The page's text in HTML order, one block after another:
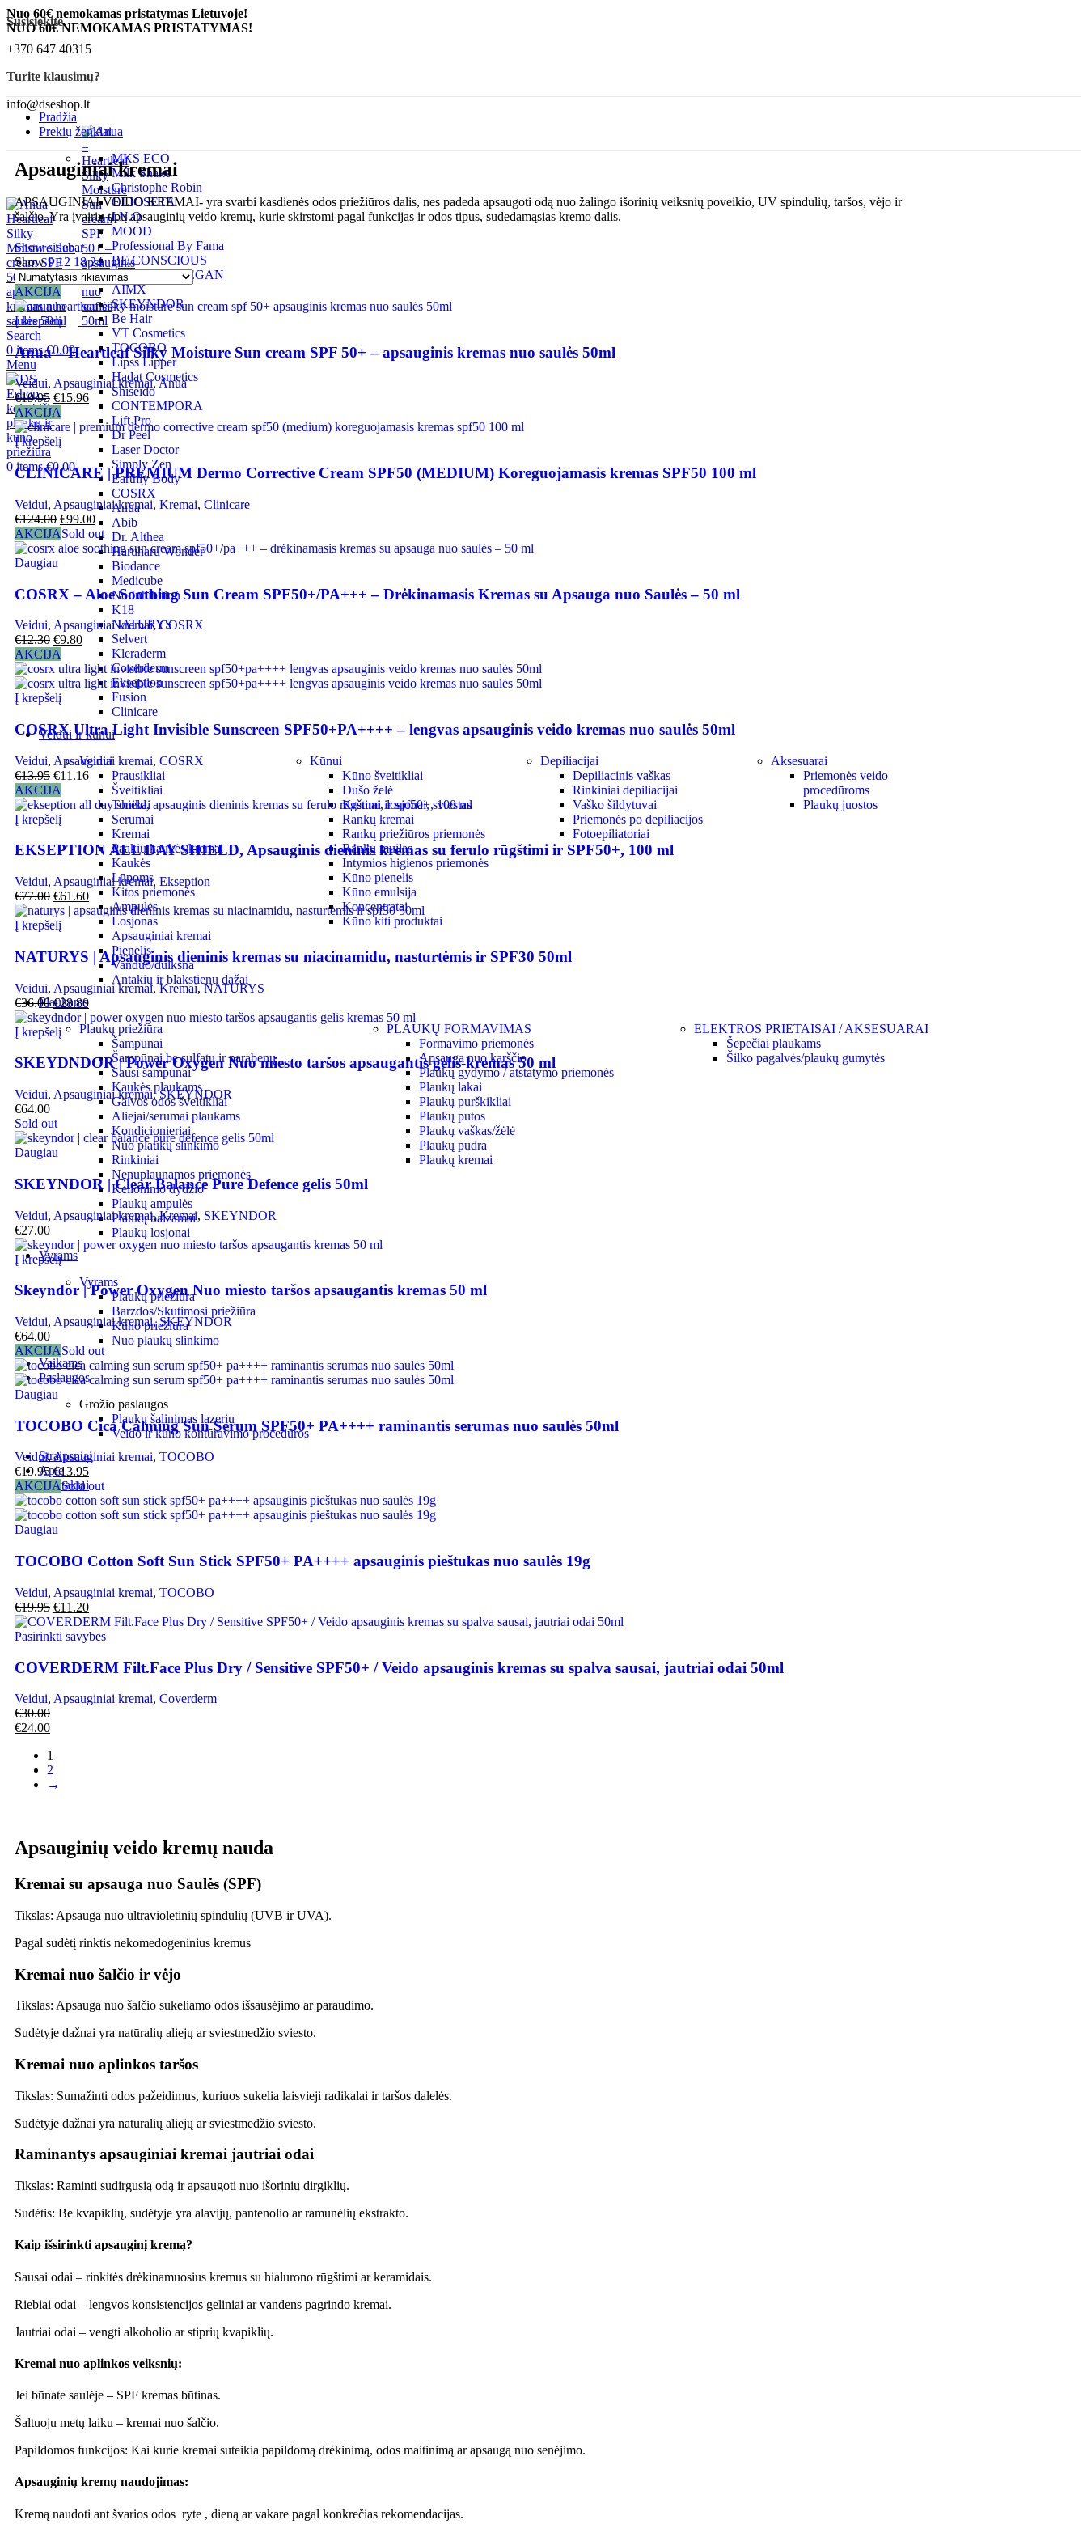
Nuo 60€ nemokamas pristatymas Lietuvoje!
NUO 60€ NEMOKAMAS PRISTATYMAS!
Susisiekite
+370 647 40315
Turite klausimų?
info@dseshop.lt
Search
0 items €0.00
Menu
0items €0.00
Pradžia
Prekių ženklai
MKS ECO
Milk Shake
Christophe Robin
OLIOSETA
I.N.O
MOOD
Professional By Fama
BE.CONSCIOUS
JOC CARE VEGAN
AIMX
SKEYNDOR
Be Hair
VT Cosmetics
TOCOBO
Lipss Lipper
Hadat Cosmetics
Shiseido
CONTEMPORA
Lift Pro
Dr Peel
Laser Doctor
Simply Zen
Earthly Body
COSRX
Anua
Abib
Dr. Althea
Haruharu Wonder
Biodance
Medicube
No Inhibition
K18
NATURYS
Selvert
Kleraderm
Coverderm
Ekseption
Fusion
Clinicare
Veidui ir kūnui
Veidui
Prausikliai
Šveitikliai
Tonikai
Serumai
Kremai
Paakių kaukės/kremai
Kaukės
Lūpoms
Kitos priemonės
Ampulės
Losjonas
Apsauginiai kremai
Pienelis
Vanduo/dulksna
Antakių ir blakstienų dažai
Kūnui
Kūno šveitikliai
Dušo želė
Kremai, losjonai, sviestas
Rankų kremai
Rankų priežiūros priemonės
Rankų muilas
Intymios higienos priemonės
Kūno pienelis
Kūno emulsija
Koncentratai
Kūno kiti produktai
Depiliacijai
Depiliacinis vaškas
Rinkiniai depiliacijai
Vaško šildytuvai
Priemonės po depiliacijos
Fotoepiliatoriai
Aksesuarai
Priemonės veido
procedūroms
Plaukų juostos
Plaukams
Plaukų priežiūra
Šampūnai
Šampūnai be sulfatų ir parabenų
Sausi šampūnai
Kaukės plaukams
Galvos odos šveitikliai
Aliejai/serumai plaukams
Kondicionieriai
Nuo plaukų slinkimo
Rinkiniai
Nenuplaunamos priemonės
Kelioninio dydžio
Plaukų ampulės
Plaukų balzamai
Plaukų losjonai
PLAUKŲ FORMAVIMAS
Formavimo priemonės
Apsauga nuo karščio
Plaukų gydymo / atstatymo priemonės
Plaukų lakai
Plaukų purškikliai
Plaukų putos
Plaukų vaškas/žėlė
Plaukų pudra
Plaukų kremai
ELEKTROS PRIETAISAI / AKSESUARAI
Šepečiai plaukams
Šilko pagalvės/plaukų gumytės
Vyrams
Vyrams
Plaukų priežiūra
Barzdos/Skutimosi priežiūra
Kūno priežiūra
Nuo plaukų slinkimo
Vaikams
Paslaugos
Grožio paslaugos
Plaukų šalinimas lazeriu
Veido ir kūno kontūravimo procedūros
Straipsniai
Apie
Kontaktai
Apsauginiai kremai
APSAUGINIAI VEIDO KREMAI- yra svarbi kasdienės odos priežiūros dalis, nes padeda apsaugoti odą nuo žalingo išorinių veiksnių poveikio, UV spindulių, taršos, vėjo ir
šalčio. Yra įvairių tipų apsauginių veido kremų, kurie skirstomi pagal funkcijas ir odos tipus, sudedamąsias kremo dalis.
Show sidebar
Show912 1824
AKCIJA
Į krepšelį
Anua – Heartleaf Silky Moisture Sun cream SPF 50+ – apsauginis kremas nuo saulės 50ml
Veidui, Apsauginiai kremai,Anua
€19.95 €15.96
AKCIJA
Į krepšelį
CLINICARE | PREMIUM Dermo Corrective Cream SPF50 (MEDIUM) Koreguojamasis kremas SPF50 100 ml
Veidui, Apsauginiai kremai, Kremai, Clinicare
€124.00 €99.00
AKCIJASold out
Daugiau
COSRX – Aloe Soothing Sun Cream SPF50+/PA+++ – Drėkinamasis Kremas su Apsauga nuo Saulės – 50 ml
Veidui, Apsauginiai kremai,COSRX
€12.30 €9.80
AKCIJA
Į krepšelį
COSRX Ultra Light Invisible Sunscreen SPF50+PA++++ – lengvas apsauginis veido kremas nuo saulės 50ml
Veidui, Apsauginiai kremai, COSRX
€13.95 €11.16
AKCIJA
Į krepšelį
EKSEPTION ALL DAY SHIELD, Apsauginis dieninis kremas su ferulo rūgštimi ir SPF50+, 100 ml
Veidui, Apsauginiai kremai, Ekseption
€77.00 €61.60
Į krepšelį
NATURYS | Apsauginis dieninis kremas su niacinamidu, nasturtėmis ir SPF30 50ml
Veidui, Apsauginiai kremai,Kremai,NATURYS
€36.00 €28.80
Į krepšelį
SKEYDNDOR | Power Oxygen Nuo miesto taršos apsaugantis gelis-kremas 50 ml
Veidui, Apsauginiai kremai,SKEYNDOR
€64.00
Sold out
Daugiau
SKEYNDOR | Clear Balance Pure Defence gelis 50ml
Veidui, Apsauginiai kremai,Kremai, SKEYNDOR
€27.00
Į krepšelį
Skeyndor | Power Oxygen Nuo miesto taršos apsaugantis kremas 50 ml
Veidui, Apsauginiai kremai,SKEYNDOR
€64.00
AKCIJASold out
Daugiau
TOCOBO Cica Calming Sun Serum SPF50+ PA++++ raminantis serumas nuo saulės 50ml
Veidui,Apsauginiai kremai, TOCOBO
€19.95 €13.95
AKCIJASold out
Daugiau
TOCOBO Cotton Soft Sun Stick SPF50+ PA++++ apsauginis pieštukas nuo saulės 19g
Veidui, Apsauginiai kremai, TOCOBO
€19.95 €11.20
Pasirinkti savybes
COVERDERM Filt.Face Plus Dry / Sensitive SPF50+ / Veido apsauginis kremas su spalva sausai, jautriai odai 50ml
Veidui, Apsauginiai kremai, Coverderm
€30.00
€24.00
1
2
→
Apsauginių veido kremų nauda
Kremai su apsauga nuo Saulės (SPF)
Tikslas: Apsauga nuo ultravioletinių spindulių (UVB ir UVA).
Pagal sudėtį rinktis nekomedogeninius kremus
Kremai nuo šalčio ir vėjo
Tikslas: Apsauga nuo šalčio sukeliamo odos išsausėjimo ar paraudimo.
Sudėtyje dažnai yra natūralių aliejų ar sviestmedžio sviesto.
Kremai nuo aplinkos taršos
Tikslas: Sumažinti odos pažeidimus, kuriuos sukelia laisvieji radikalai ir taršos dalelės.
Sudėtyje dažnai yra natūralių aliejų ar sviestmedžio sviesto.
Raminantys apsauginiai kremai jautriai odai
Tikslas: Raminti sudirgusią odą ir apsaugoti nuo išorinių dirgiklių.
Sudėtis: Be kvapiklių, sudėtyje yra alavijų, pantenolio ar ramunėlių ekstrakto.
Kaip išsirinkti apsauginį kremą?
Sausai odai – rinkitės drėkinamuosius kremus su hialurono rūgštimi ar keramidais.
Riebiai odai – lengvos konsistencijos geliniai ar vandens pagrindo kremai.
Jautriai odai – vengti alkoholio ar stiprių kvapiklių.
Kremai nuo aplinkos veiksnių:
Jei būnate saulėje – SPF kremas būtinas.
Šaltuoju metų laiku – kremai nuo šalčio.
Papildomos funkcijos: Kai kurie kremai suteikia papildomą drėkinimą, odos maitinimą ar apsaugą nuo senėjimo.
Apsauginių kremų naudojimas:
Kremą naudoti ant švarios odos ryte , dieną ar vakare pagal konkrečias rekomendacijas.